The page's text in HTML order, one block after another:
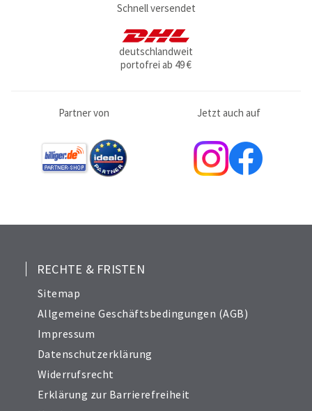
Schnell versendet
deutschlandweit
portofrei ab 49 €
Partner von Jetzt auch auf
RECHTE & FRISTEN
Sitemap
Allgemeine Geschäftsbedingungen (AGB)
Impressum
Datenschutzerklärung
Widerrufsrecht
Erklärung zur Barrierefreiheit